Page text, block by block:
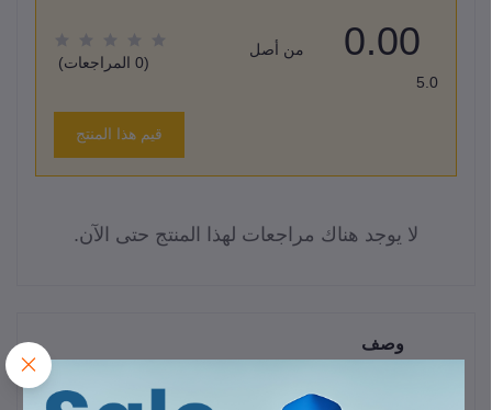
0.00
من أصل
5.0
(0 المراجعات)
قيم هذا المنتج
لا يوجد هناك مراجعات لهذا المنتج حتى الآن.
وصف